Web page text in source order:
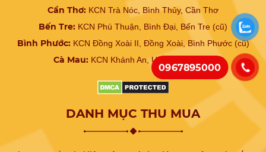
Cần Thơ: KCN Trà Nóc, Bình Thủy, Cần Thơ
Bến Tre: KCN Phú Thuận, Bình Đại, Bến Tre (cũ)
Bình Phước: KCN Đồng Xoài II, Đồng Xoài, Bình Phước (cũ)
Cà Mau: KCN Khánh An, U Minh, Cà Mau
DANH MỤC THU MUA
0967895000